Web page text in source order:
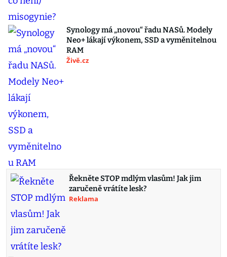
Synology má „novou“ řadu NASů. Modely
Neo+ lákají výkonem, SSD a vyměnitelnou
RAM
Živě.cz
Řekněte STOP mdlým vlasům! Jak jim
zaručeně vrátíte lesk?
Reklama